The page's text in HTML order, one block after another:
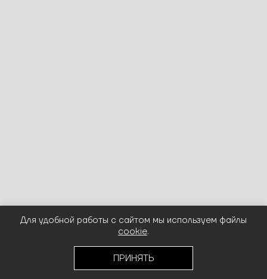
Для удобной работы с сайтом мы используем файлы
cookie.
ПРИНЯТЬ